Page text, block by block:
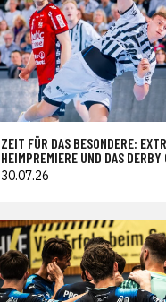
ZEIT FÜR DAS BESONDERE:
HEIMPREMIERE UND DAS DERBY
30.07.26